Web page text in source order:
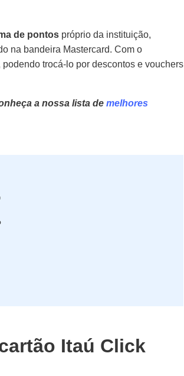
de pontos próprio da instituição,
na bandeira Mastercard. Com o
trocá-lo por descontos e vouchers
a nossa lista de melhores
Itaú Click